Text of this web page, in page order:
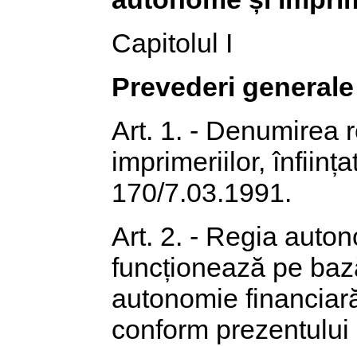
Capitolul I
Prevederi generale
Art. 1. - Denumirea
imprimeriilor,
170/7.03.1991.
Art. 2. - Regia
funcționează pe
autonomie
conform